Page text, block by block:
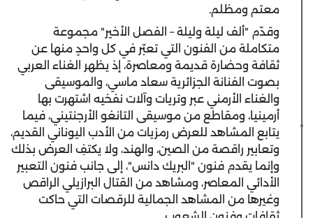
معتم ومظلم.
‎وقدّم "ألف ليلة وليلة – الفصل الأخير" مجموعة
متكاملة من الفنون التي تعبّر في كل واحدٍ منها عن
ثقافة وحضارة قديمة ومعاصرة، إذ يظهر الغناء العربي
بصوت الفنانة الجزائرية سعاد ماسي، والموسيقى
والغناء الأرمني عبر وتريات وآلات نفخيه اشتهرت بها
أرمينيا، ومقاطع من موسيقى التانغو الأرجنتيني، فيما
يتابع المشاهد للعرض رمزيات من الأدب اليوناني القديم،
وتعابير راقصة من الصين، والهند، ولا يكتفِ العرض بذلك
وإنما يقدم فنون "البريك دانس"، إلى جانب فنون التعبير
الأدائي المعاصر، ومشاهد من القتال البرازيلي الراقص
وغيرها من المشاهد الجمالية للرقصات التي حاكت